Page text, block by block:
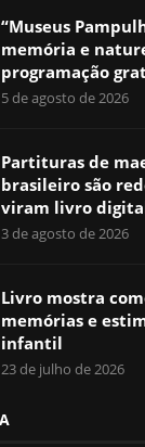
“Museus
memória e
programação
5 de agosto de 2026
Partituras de
brasileiro são
viram livro
3 de agosto de 2026
Livro mostra
memórias e
infantil
23 de julho de 2026